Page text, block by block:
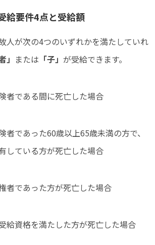
給要件4点と受給額
人が次の4つのいずれかを満たしていれ
」 または 「子」 が受給できます。
者である間に死亡した場合
者であった60歳以上65歳未満の方で、
している方が死亡した場合
者であった方が死亡した場合
給資格を満たした方が死亡した場合